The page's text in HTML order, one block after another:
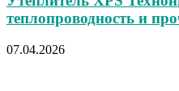
теплопроводность и
07.04.2026